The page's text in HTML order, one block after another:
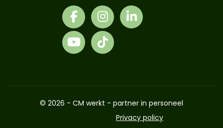
© 2026 - CM werkt - partner in personeel
Privacy policy